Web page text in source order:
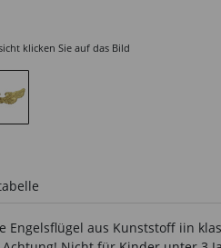
klicken Sie auf das Bild
Engelsflügel aus Kunststoff iin